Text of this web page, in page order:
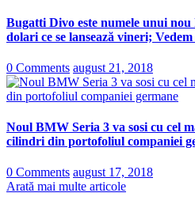
Bugatti Divo este numele unui
dolari ce se lansează vineri;
0 Comments august 21, 2018
Noul BMW Seria 3 va sosi cu cel
cilindri din portofoliul companiei
0 Comments august 17, 2018
Arată mai multe articole